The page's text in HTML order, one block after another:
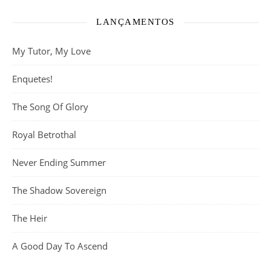
LANÇAMENTOS
My Tutor, My Love
Enquetes!
The Song Of Glory
Royal Betrothal
Never Ending Summer
The Shadow Sovereign
The Heir
A Good Day To Ascend